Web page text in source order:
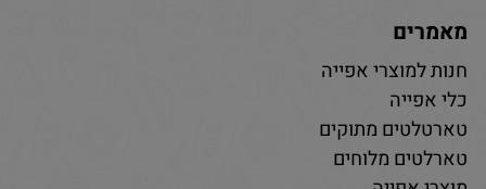
מאמרים
חנות למוצרי אפייה
כלי אפייה
טארטלטים מתוקים
טארלטים מלוחים